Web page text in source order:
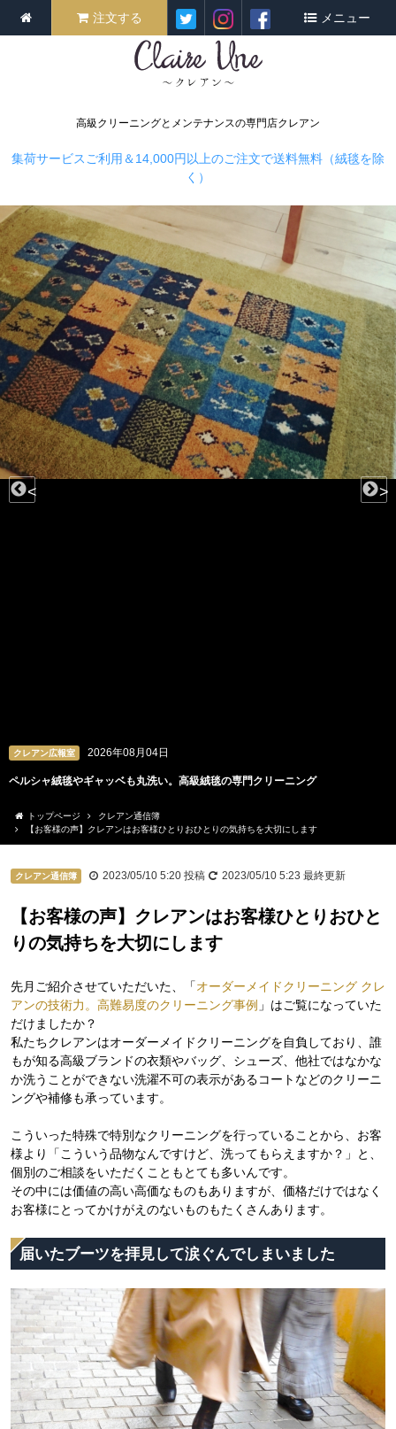
高級クリーニングとメンテナンスの専門店クレアン
注文する メニュー
集荷サービスご利用＆14,000円以上のご注文で送料無料（絨毯を除
く）
クレアン広報室 2026年08月03日
ビーズや羽根、チュールも。洗うのが難しいドレスの専門クリーニング
< >
トップページ
クレアン通信簿
【お客様の声】クレアンはお客様ひとりおひとりの気持ちを大切にします
クレアン通信簿 2023/05/10 5:20 投稿 2023/05/10 5:23 最終更新
【お客様の声】クレアンはお客様ひとりおひと
りの気持ちを大切にします
先月ご紹介させていただいた、「オーダーメイドクリーニング クレ
アンの技術力。高難易度のクリーニング事例 」はご覧になっていた
だけましたか？
私たちクレアンはオーダーメイドクリーニングを自負しており、誰
もが知る高級ブランドの衣類やバッグ、シューズ、他社ではなかな
か洗うことができない洗濯不可の表示があるコートなどのクリーニ
ングや補修も承っています。
こういった特殊で特別なクリーニングを行っていることから、お客
様より「こういう品物なんですけど、洗ってもらえますか？」と、
個別のご相談をいただくこともとても多いんです。
その中には価値の高い高価なものもありますが、価格だけではなく
お客様にとってかけがえのないものもたくさんあります。
届いたブーツを拝見して涙ぐんでしまいました